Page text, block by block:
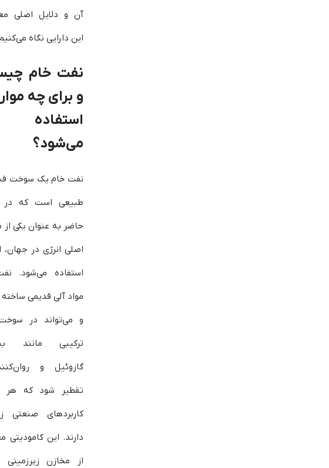
آن و دلایل اصلی
این دارایی نگاه
نفت خام
و برای چه
استفاده
می‌شود؟
نفت خام یک سوخت
طبیعی است که در
حاضر به عنوان یکی از
اصلی انرژی در جهان،
استفاده می‌شود.
مواد آلی قدیمی
و می‌تواند در
ترکیبی مانند
گازوئیل و
تقطیر شود که هر
کاربردهای صنعتی
دارند. این کامودیتی
از مخازن زیرزمینی